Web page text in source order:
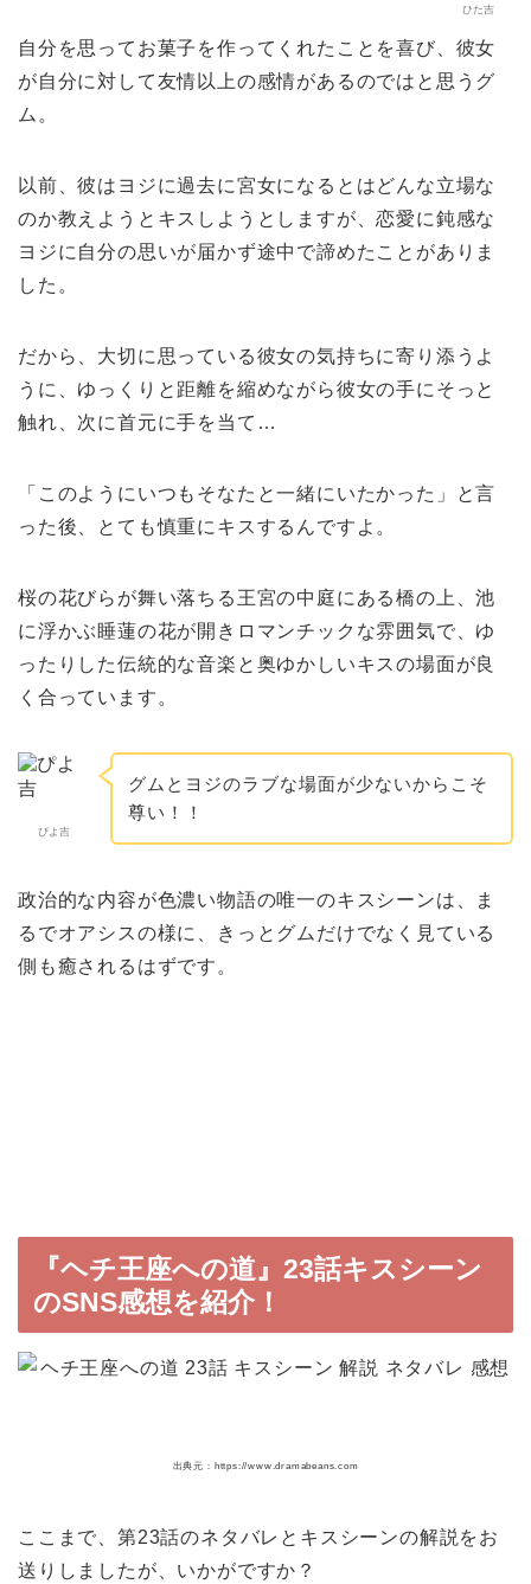
ひた吉
自分を思ってお菓子を作ってくれたことを喜び、彼女
が自分に対して友情以上の感情があるのではと思うグ
ム。
以前、彼はヨジに過去に宮女になるとはどんな立場な
のか教えようとキスしようとしますが、恋愛に鈍感な
ヨジに自分の思いが届かず途中で諦めたことがありま
した。
だから、大切に思っている彼女の気持ちに寄り添うよ
うに、ゆっくりと距離を縮めながら彼女の手にそっと
触れ、次に首元に手を当て…
「このようにいつもそなたと一緒にいたかった」と言
った後、とても慎重にキスするんですよ。
桜の花びらが舞い落ちる王宮の中庭にある橋の上、池
に浮かぶ睡蓮の花が開きロマンチックな雰囲気で、ゆ
ったりした伝統的な音楽と奥ゆかしいキスの場面が良
く合っています。
ぴよ吉
グムとヨジのラブな場面が少ないからこそ
尊い！！
政治的な内容が色濃い物語の唯一のキスシーンは、ま
るでオアシスの様に、きっとグムだけでなく見ている
側も癒されるはずです。
『ヘチ王座への道』23話キスシーン
のSNS感想を紹介！
出典元：https://www.dramabeans.com
ここまで、第23話のネタバレとキスシーンの解説をお
送りしましたが、いかがですか？